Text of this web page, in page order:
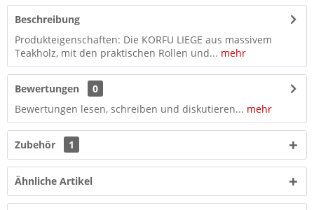
Beschreibung
Produkteigenschaften: Die KORFU LIEGE aus massivem
Teakholz, mit den praktischen Rollen und... mehr
Bewertungen
0
Bewertungen lesen, schreiben und diskutieren... mehr
Zubehör 1
Ähnliche Artikel